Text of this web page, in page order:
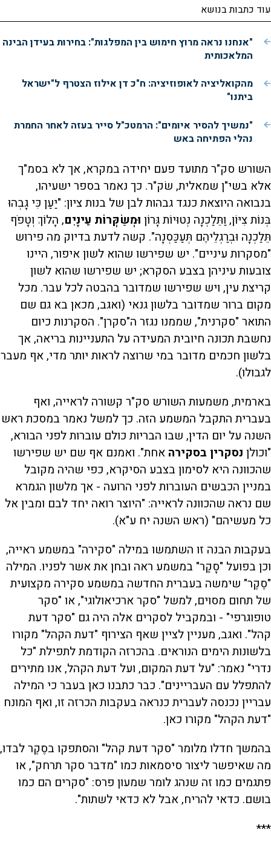
עוד כתבות בנושא
"אנחנו נראה מרוץ חימוש בין המפלגות": בחירות בעידן הבינה
המלאכותית
מהקואליציה לאופוזיציה: ח"כ דן אילוז הצטרף ל"ישראל
ביתנו"
"נמשיך להסיר איומים": הרמטכ"ל סייר בעזה לאחר החמרת
נהלי הפתיחה באש
השורש סק"ר מתועד פעם יחידה במקרא, אך לא בסמ"ך
אלא בשי"ן שמאלית, שׂק"ר. כך נאמר בספר ישעיהו,
בנבואה היוצאת כנגד גבהות לבן של בנות ציון: "יַעַן כִּי גָבְהוּ
בְּנוֹת צִיּוֹן, וַתֵּלַכְנָה נְטוּיוֹת גָּרוֹן וּמְשַׂקְּרוֹת עֵינָיִם, הָלוֹךְ וְטָפֹף
תֵּלַכְנָה וּבְרַגְלֵיהֶם תְּעַכַּסְנָה". קשה לדעת בדיוק מה פירוש
"מסקרות עיניים". יש שפירשו שהוא לשון איפור, היינו
צובעות עיניהן בצבע הסקרא; יש שפירשו שהוא לשון
קריצת עין, ויש שפירשו שמדובר בהבטה לכל עבר. מכל
מקום ברור שמדובר בלשון גנאי (ואגב, מכאן בא גם שם
התואר "סקרנית", שממנו נגזר ה"סקרן". הסקרנות כיום
נחשבת תכונה חיובית המעידה על התעניינות בריאה, אך
בלשון חכמים מדובר במי שרוצה לראות יותר מדי, אף מעבר
לגבולו).
בארמית, משמעות השורש סק"ר קשורה לראייה, ואף
בעברית התקבל המשמע הזה. כך למשל נאמר במסכת ראש
השנה על יום הדין, שבו הבריות כולם עוברות לפני הבורא,
"וכולן נסקרין בסקירה אחת". ואמנם אף שם יש שפירשו
שהכוונה היא לסימון בצבע הסיקרא, כפי שהיה מקובל
במניין הכבשים העוברות לפני הרועה - אך מלשון הגמרא
שם נראה שהכוונה לראייה: "היוצר רואה יחד לבם ומבין אל
כל מעשיהם" (ראש השנה יח ע"א).
בעקבות הבנה זו השתמשו במילה "סקירה" במשמע ראייה,
וכן בפועל "סָקַר" במשמע ראה ובחן את אשר לפניו. המילה
"סֶקֶר" שימשה בעברית החדשה במשמע סקירה מקצועית
של תחום מסוים, למשל "סקר ארכיאולוגי", או "סקר
טופוגרפי" - ובמקביל לסקרים אלה היה גם "סקר דעת
קהל". ואגב, מעניין לציין שאף הצירוף "דעת הקהל" מקורו
בלשונות הימים הנוראים. בהכרזה הקודמת לתפילת "כל
נדרי" נאמר: "על דעת המקום, ועל דעת הקהל, אנו מתירים
להתפלל עם העבריינים". כבר כתבנו כאן בעבר כי המילה
עבריין נכנסה לעברית כנראה בעקבות הכרזה זו, ואף המונח
"דעת הקהל" מקורו כאן.
בהמשך חדלו מלומר "סקר דעת קהל" והסתפקו בסֶקֶר לבדו,
מה שאיפשר ליצור סיסמאות כמו "מדבר סקר תרחק", או
פתגמים כמו זה שנהג לומר שמעון פרס: "סקרים הם כמו
בושם. כדאי להריח, אבל לא כדאי לשתות".
***